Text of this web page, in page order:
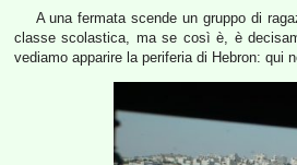
A una fermata scende un gruppo di
classe scolastica, ma se così è, è
vediamo apparire la periferia di Hebron: qui